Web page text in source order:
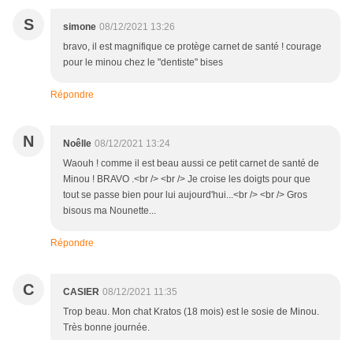
S simone 08/12/2021 13:26
bravo, il est magnifique ce protège carnet de santé ! courage
pour le minou chez le "dentiste" bises
Répondre
N Noêlle 08/12/2021 13:24
Waouh ! comme il est beau aussi ce petit carnet de santé de
Minou ! BRAVO .<br /> <br /> Je croise les doigts pour que
tout se passe bien pour lui aujourd'hui...<br /> <br /> Gros
bisous ma Nounette...
Répondre
C CASIER 08/12/2021 11:35
Trop beau. Mon chat Kratos (18 mois) est le sosie de Minou.
Très bonne journée.